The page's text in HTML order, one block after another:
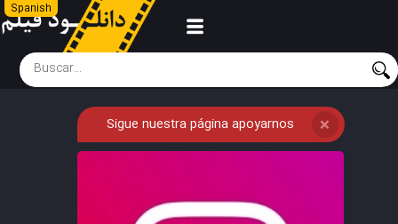
Spanish
Sigue nuestra página apoyarnos ❌